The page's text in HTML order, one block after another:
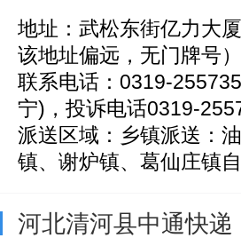
地址：武松东街亿力大
该地址偏远，无门牌号）
联系电话：0319-
宁)，投诉电话0319-
派送区域：乡镇派送：
镇、谢炉镇、葛仙庄镇
河北清河县中通快递